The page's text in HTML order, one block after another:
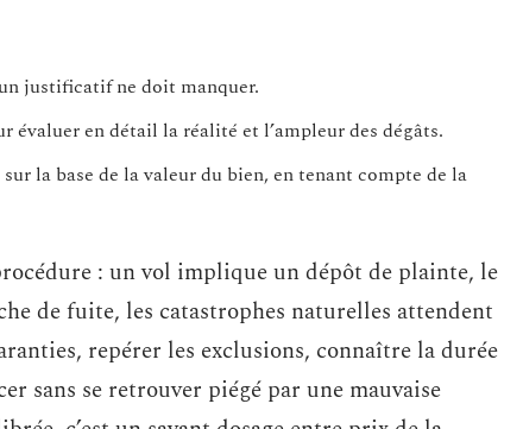
justificatif ne doit manquer.
évaluer en détail la réalité et l’ampleur des dégâts.
la base de la valeur du bien, en tenant compte de la
: un vol implique un dépôt de plainte, le
de fuite, les catastrophes naturelles attendent
repérer les exclusions, connaître la durée
sans se retrouver piégé par une mauvaise